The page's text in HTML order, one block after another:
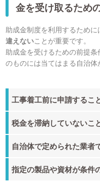
金を受け取るため
助成金制度を利用するために
違えないことが重要です。
助成金を受けるための前提
のものには当てはまる自治体
工事着工前に申請するこ
税金を滞納していないこ
自治体で定められた業者
指定の製品や資材が条件